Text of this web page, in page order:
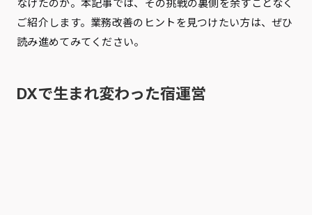
なげたのか。本記事では、その挑戦の裏側を余すことなく
ご紹介します。業務改善のヒントを見つけたい方は、ぜひ
読み進めてみてください。
DXで生まれ変わった宿運営